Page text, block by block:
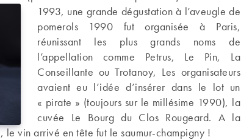
1993, une grande dégustation à l’aveugle de
pomerols 1990 fut organisée à Paris,
réunissant les plus grands noms de
l’appellation comme Petrus, Le Pin, La
Conseillante ou Trotanoy, Les organisateurs
avaient eu l’idée d’insérer dans le lot un
« pirate » (toujours sur le millésime 1990), la
cuvée Le Bourg du Clos Rougeard. A la
le vin arrivé en tête fut le saumur-champigny !